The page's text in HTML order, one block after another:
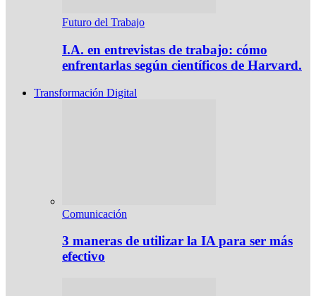
Futuro del Trabajo
I.A. en entrevistas de trabajo: cómo
enfrentarlas según científicos de Harvard.
Transformación Digital
Comunicación
3 maneras de utilizar la IA para ser más
efectivo